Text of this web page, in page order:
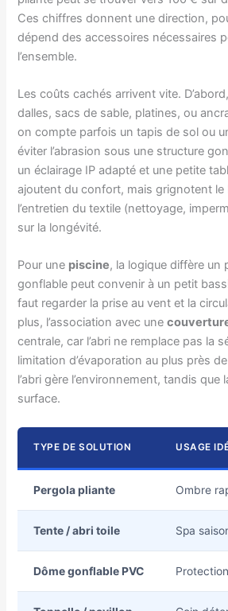
Ces chiffres donnent une direction,
dépend des accessoires nécessaires
l’ensemble.
Les coûts cachés arrivent vite.
dalles, sacs de sable, platines, ou
on compte parfois un tapis de sol ou
éviter l’abrasion sous une structure
un éclairage IP adapté et une petite
ajoutent du confort, mais grignotent le
l’entretien du textile (nettoyage,
sur la longévité.
Pour une piscine, la logique diffère un
gonflable peut convenir à un petit
faut regarder la prise au vent et la
plus, l’association avec une
centrale, car l’abri ne remplace pas la
limitation d’évaporation au plus près
l’abri gère l’environnement, tandis que
surface.
TYPE DE SOLUTION USAGE
Pergola pliante Ombre
Tente / abri toile Spa
Dôme gonflable PVC